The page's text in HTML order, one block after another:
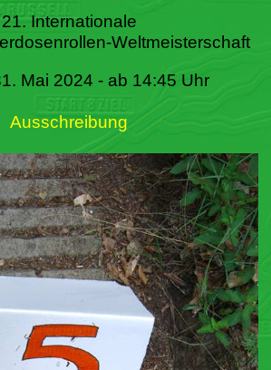
21. Internationale
Weltmeisterschaft
Mai 2024 - ab 14:45 Uhr
Ausschreibung